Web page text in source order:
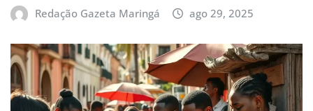
Redação Gazeta Maringá ago 29, 2025